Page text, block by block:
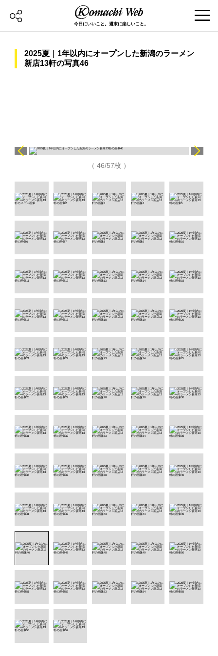
今日にいいこと。週末に楽しいこと。
2025夏｜1年以内にオープンした新潟のラーメン
新店13軒の写真46
（ 46/57枚 ）